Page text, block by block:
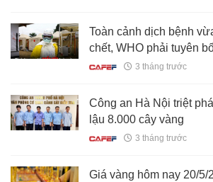
Toàn cảnh dịch bệnh
chết, WHO phải tuyên
khẩn cấp toàn cầu
3 tháng trước
Công an Hà Nội triệt
lậu 8.000 cây vàng
3 tháng trước
Giá vàng hôm nay 20/5/